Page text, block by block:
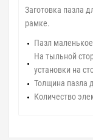
Заготовка пазла
рамке.
Пазл
На тыльной
установки на
Толщина пазла
Количество